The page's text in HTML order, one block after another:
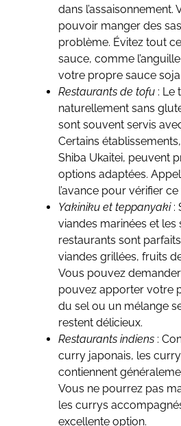
dans l’assaisonnement.
pouvoir manger des
problème. Évitez tout
sauce, comme
votre propre sauce
Restaurants de tofu: Le
naturellement sans
sont souvent servis
Certains
Shiba Ukaitei, peuvent
options adaptées.
l’avance pour vérifier
Yakiniku et teppanyaki:
viandes marinées et les
restaurants sont
viandes grillées, fruits
Vous pouvez demander
pouvez apporter votre
du sel ou un mélange
restent délicieux.
Restaurants indiens:
curry japonais, les
contiennent
Vous ne pourrez pas
les currys
excellente option.